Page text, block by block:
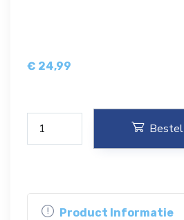
€ 24,99
Bestel
Product Informatie